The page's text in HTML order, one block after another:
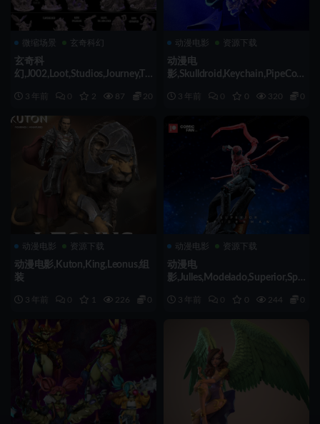
微缩场景 玄奇科幻
玄奇科
幻,J002,Loot,Studios,Journey,To,
3 年前 0 2 87 20
动漫电影 资源下载
动漫电
影,Skulldroid,Keychain,PipeCox,
3 年前 0 0 320 0.5
动漫电影 资源下载
动漫电影,Kuton,King,Leonus,组
装
3 年前 0 1 226 0.5
动漫电影 资源下载
动漫电
影,Julles,Modelado,Superior,Spi
3 年前 0 0 244 0.5